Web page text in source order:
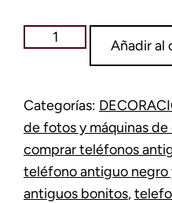
Teléfono
antiguo
Añadir al
Categorías:
de fotos y máquinas
comprar teléfonos
teléfono antiguo negro
antiguos bonitos,